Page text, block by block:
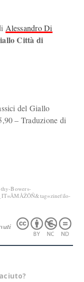
Alessandro Di
Città di
del Giallo
– Traduzione di
Bowers-